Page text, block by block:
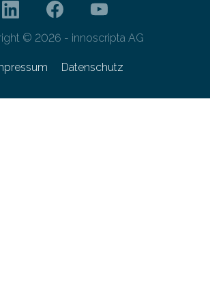
© 2026 - innoscripta AG
Datenschutz